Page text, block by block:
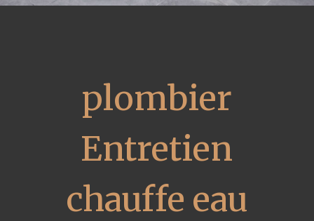
plombier
Entretien
chauffe eau